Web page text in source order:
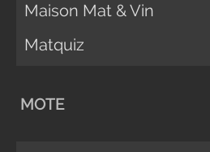
Maison Mat & Vin
Matquiz
MOTE